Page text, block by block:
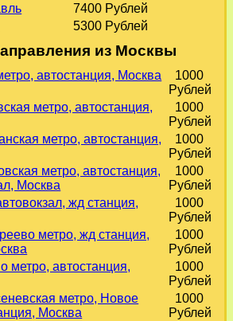
7400 Рублей
5300 Рублей
из Москвы
автостанция, Москва
1000
Рублей
метро, автостанция,
1000
Рублей
метро, автостанция,
1000
Рублей
метро, автостанция,
Москва
1000
Рублей
жд станция,
1000
Рублей
метро, жд станция,
1000
Рублей
метро, автостанция,
1000
Рублей
метро, Новое
Москва
1000
Рублей